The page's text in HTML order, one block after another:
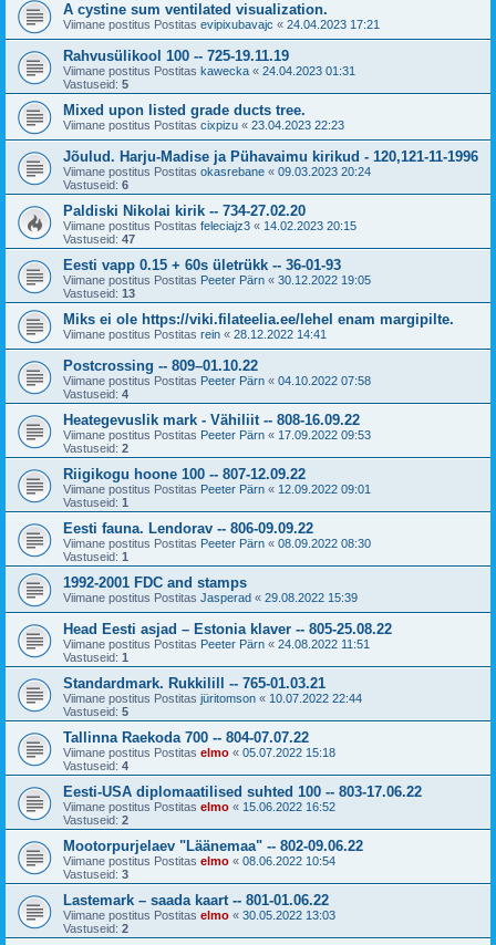
A cystine sum ventilated visualization.
Viimane postitus Postitas evipixubavajc « 24.04.2023 17:21
Rahvusülikool 100 -- 725-19.11.19
Viimane postitus Postitas kawecka « 24.04.2023 01:31
Vastuseid: 5
Mixed upon listed grade ducts tree.
Viimane postitus Postitas cixpizu « 23.04.2023 22:23
Jõulud. Harju-Madise ja Pühavaimu kirikud - 120,121-11-1996
Viimane postitus Postitas okasrebane « 09.03.2023 20:24
Vastuseid: 6
Paldiski Nikolai kirik -- 734-27.02.20
Viimane postitus Postitas feleciajz3 « 14.02.2023 20:15
Vastuseid: 47
Eesti vapp 0.15 + 60s ületrükk -- 36-01-93
Viimane postitus Postitas Peeter Pärn « 30.12.2022 19:05
Vastuseid: 13
Miks ei ole https://viki.filateelia.ee/lehel enam margipilte.
Viimane postitus Postitas rein « 28.12.2022 14:41
Postcrossing -- 809–01.10.22
Viimane postitus Postitas Peeter Pärn « 04.10.2022 07:58
Vastuseid: 4
Heategevuslik mark - Vähiliit -- 808-16.09.22
Viimane postitus Postitas Peeter Pärn « 17.09.2022 09:53
Vastuseid: 2
Riigikogu hoone 100 -- 807-12.09.22
Viimane postitus Postitas Peeter Pärn « 12.09.2022 09:01
Vastuseid: 1
Eesti fauna. Lendorav -- 806-09.09.22
Viimane postitus Postitas Peeter Pärn « 08.09.2022 08:30
Vastuseid: 1
1992-2001 FDC and stamps
Viimane postitus Postitas Jasperad « 29.08.2022 15:39
Head Eesti asjad – Estonia klaver -- 805-25.08.22
Viimane postitus Postitas Peeter Pärn « 24.08.2022 11:51
Vastuseid: 1
Standardmark. Rukkilill -- 765-01.03.21
Viimane postitus Postitas jüritomson « 10.07.2022 22:44
Vastuseid: 5
Tallinna Raekoda 700 -- 804-07.07.22
Viimane postitus Postitas elmo « 05.07.2022 15:18
Vastuseid: 4
Eesti-USA diplomaatilised suhted 100 -- 803-17.06.22
Viimane postitus Postitas elmo « 15.06.2022 16:52
Vastuseid: 2
Mootorpurjelaev "Läänemaa" -- 802-09.06.22
Viimane postitus Postitas elmo « 08.06.2022 10:54
Vastuseid: 3
Lastemark – saada kaart -- 801-01.06.22
Viimane postitus Postitas elmo « 30.05.2022 13:03
Vastuseid: 2